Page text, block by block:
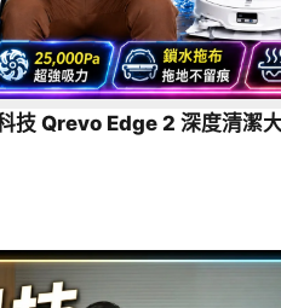
技 Qrevo Edge 2 深度清潔